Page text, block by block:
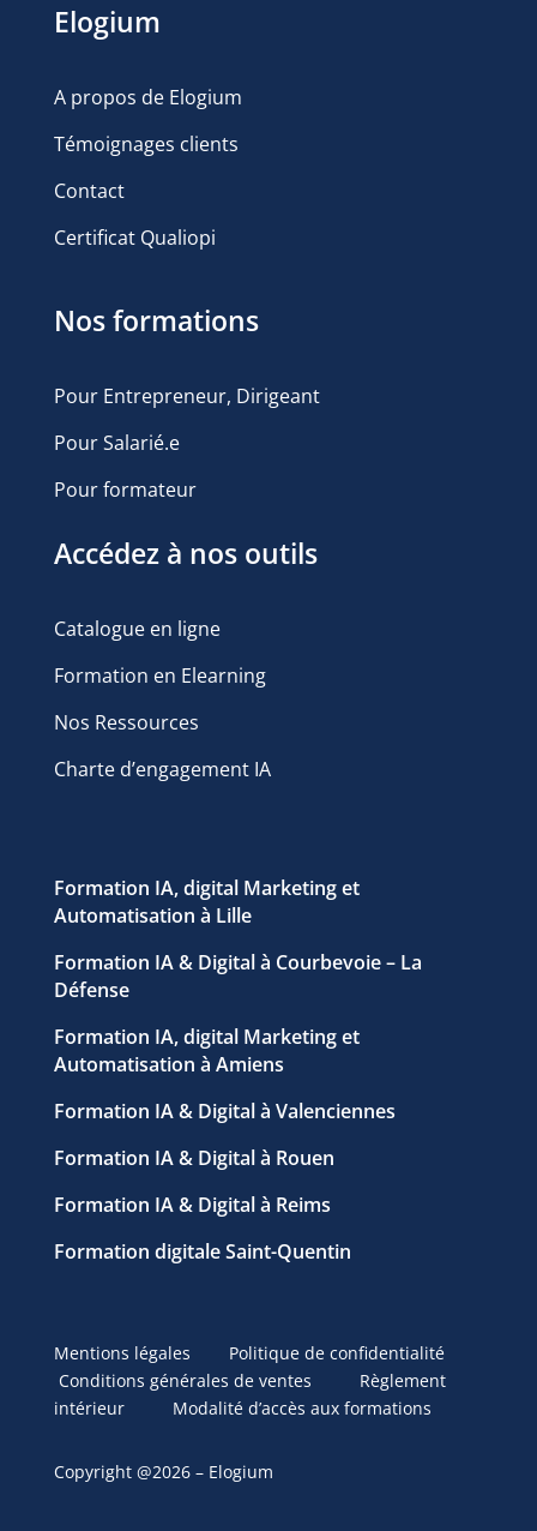
Elogium
A propos de Elogium
Témoignages clients
Contact
Certificat Qualiopi
Nos formations
Pour Entrepreneur, Dirigeant
Pour Salarié.e
Pour formateur
Accédez à nos outils
Catalogue en ligne
Formation en Elearning
Nos Ressources
Charte d’engagement IA
Formation IA, digital Marketing et
Automatisation à Lille
Formation IA & Digital à Courbevoie – La
Défense
Formation IA, digital Marketing et
Automatisation à Amiens
Formation IA & Digital à Valenciennes
Formation IA & Digital à Rouen
Formation IA & Digital à Reims
Formation digitale Saint-Quentin
Mentions légales
Politique de confidentialité
Conditions générales de ventes Règlement
intérieur Modalité d’accès aux formations
Copyright @2026 – Elogium